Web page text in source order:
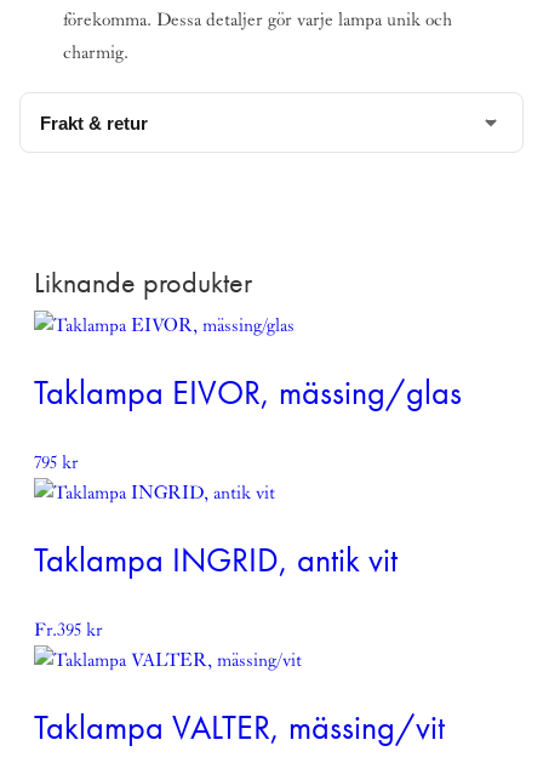
förekomma. Dessa detaljer gör varje lampa unik och
charmig.
Frakt & retur
Liknande produkter
Taklampa EIVOR, mässing/glas
795kr
Taklampa INGRID, antik vit
Fr.395kr
Taklampa VALTER, mässing/vit